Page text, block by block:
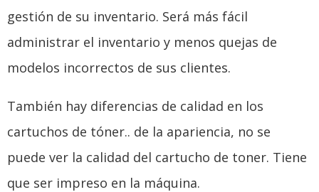
gestión de su inventario. Será más fácil
administrar el inventario y menos quejas de
modelos incorrectos de sus clientes.
También hay diferencias de calidad en los
cartuchos de tóner.. de la apariencia, no se
puede ver la calidad del cartucho de toner. Tiene
que ser impreso en la máquina.